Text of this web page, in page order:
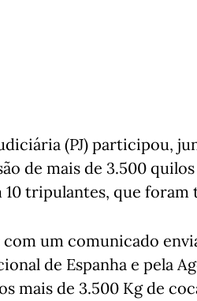
(PJ) participou,
de mais de 3.500
10 tripulantes, que foram
um comunicado
de Espanha e pela
mais de 3.500 Kg de